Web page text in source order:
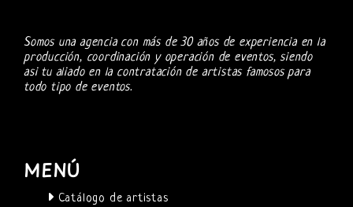
Somos una agencia con más de 30 años de experiencia en la
producción, coordinación y operación de eventos, siendo
asi tu aliado en la contratación de artistas famosos para
todo tipo de eventos.
MENÚ
Catálogo de artistas